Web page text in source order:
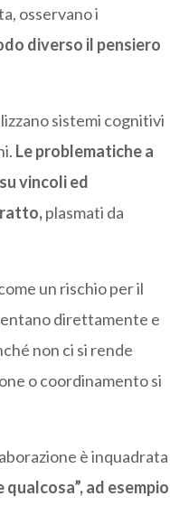
osservano i
diverso il pensiero
sistemi cognitivi
Le problematiche a
vincoli ed
plasmati da
un rischio per il
direttamente e
non ci si rende
o coordinamento si
è inquadrata
ad esempio